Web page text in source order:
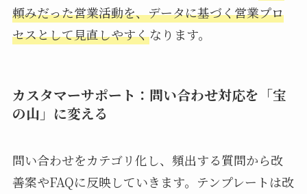
頼みだった営業活動を、データに基づく営業プロ
セスとして見直しやすくなります。
カスタマーサポート：問い合わせ対応を「宝
の山」に変える
問い合わせをカテゴリ化し、頻出する質問から改
善案やFAQに反映していきます。テンプレートは改